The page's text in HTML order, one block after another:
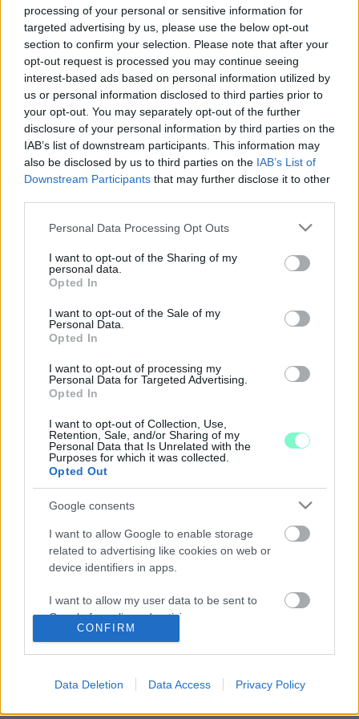
processing of your personal or sensitive information for
targeted advertising by us, please use the below opt-out
section to confirm your selection. Please note that after your
opt-out request is processed you may continue seeing
interest-based ads based on personal information utilized by
us or personal information disclosed to third parties prior to
your opt-out. You may separately opt-out of the further
disclosure of your personal information by third parties on the
IAB’s list of downstream participants. This information may
also be disclosed by us to third parties on the IAB’s List of
Downstream Participants that may further disclose it to other
Please note that this website/app uses one or more Google
not limited to your visit or usage behaviour. You may click to
grant or deny consent to Google and its third-party tags to
use your data for below specified purposes in below Google
consent section.
Personal Data Processing Opt Outs
I want to opt-out of the Sharing of my
personal data.
Opted In
I want to opt-out of the Sale of my
Personal Data.
Opted In
I want to opt-out of processing my
Personal Data for Targeted Advertising.
Opted In
I want to opt-out of Collection, Use,
Retention, Sale, and/or Sharing of my
Personal Data that Is Unrelated with the
Purposes for which it was collected.
Opted Out
Google consents
I want to allow Google to enable storage
related to advertising like cookies on web or
device identifiers in apps.
I want to allow my user data to be sent to
Google for online advertising purposes.
CONFIRM
Data Deletion Data Access Privacy Policy
BÁNTALMAZÁST, AKKOR MEGÖLI
2026. január. 19. 10:18
Majd a feleségét is megfenyegette, hogyha terhelőt vall rá,
akkor nem kapják vissza a hatóság által nevelésbe vett
gyermekeiket.
FÉLTÉKENY, BÁNTALMAZÓ SZOMBATHELYI
FÉRJET ÍTÉLT EL A BÍRÓSÁG
2025. november. 04. 11:14
Felfüggesztett fogház büntetést kapott.
FELESÉGÉT FOLYAMATOSAN FENYEGETŐ
KŐSZEGI FÉRFINAK KELL BÍRÓSÁG ELÉ ÁLLNIA
2025. október. 30. 08:52
házat és leüti.
6 ÉVEN KERESZTÜL RENDSZERESEN,
BÁNTALMAZTA AZ IDŐSKORÚ, MOZGÁSSÉRÜLT
ÉDESANYJÁT EGY SZOMBATHELYI FÉRFI
Azzal rémisztgette szülőjét, hogyha rendőrt meg hívni, megöli.
SAJÁT, 12 ÉVES HÚGÁT ERŐSZAKOLTA MEG
2025. szeptember. 24. 13:36
A 20 és elkövető előzetesben van.
RETTEGÉSBEN TARTOTTA A CSALÁDJÁT EGY
FÉRFI GYŐRI FÉRFI
2025. január. 21. 09:43
Az ügyészség a férfit kiskorú veszélyeztetésével, kapcsolati
erőszakkal és garázdasággal vádolta meg, vele szemben – a
halmazati szabályokra tekintettel – hét és fél év
szabadságvesztés is kiszabható.
AGYBA FŐBE VERTE MAGATEHETETLEN
FELESÉGÉT EGY SZOMBATHELYI FÉRFI
2025. január. 03. 08:14
BEZÁRTA ÉS BÁNTALMAZTA A BARÁTNŐJÉT